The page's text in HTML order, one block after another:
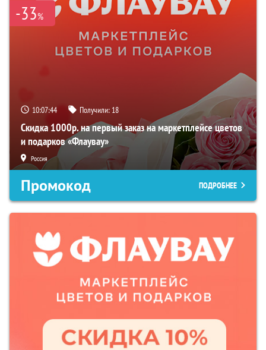
-33%
10:07:43 Получили: 18
Скидка 1000р. на первый заказ на маркетплейсе цветов
и подарков «Флаувау»
Россия
Промокод ПОДРОБНЕЕ